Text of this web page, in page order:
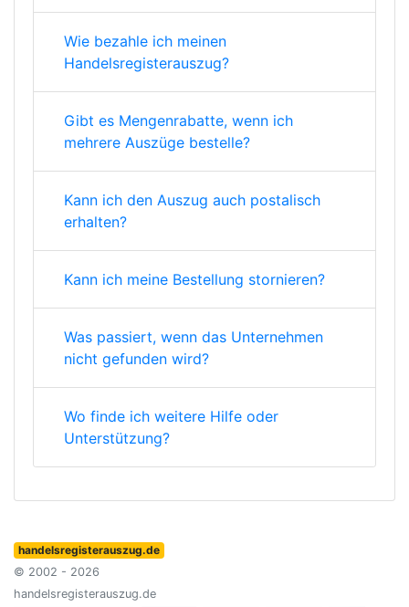
Wie bezahle ich meinen
Handelsregisterauszug?
Gibt es Mengenrabatte, wenn ich
mehrere Auszüge bestelle?
Kann ich den Auszug auch postalisch
erhalten?
Kann ich meine Bestellung stornieren?
Was passiert, wenn das Unternehmen
nicht gefunden wird?
Wo finde ich weitere Hilfe oder
Unterstützung?
handelsregisterauszug.de
© 2002 - 2026
handelsregisterauszug.de